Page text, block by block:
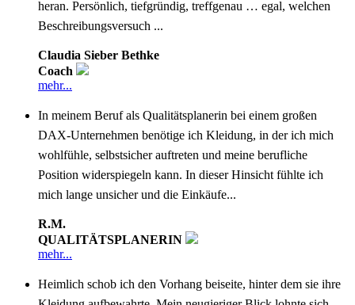
heran. Persönlich, tiefgründig, treffgenau … egal, welchen
Beschreibungsversuch ...
Claudia Sieber Bethke
Coach
mehr...
In meinem Beruf als Qualitätsplanerin bei einem großen
DAX-Unternehmen benötige ich Kleidung, in der ich mich
wohlfühle, selbstsicher auftreten und meine berufliche
Position widerspiegeln kann. In dieser Hinsicht fühlte ich
mich lange unsicher und die Einkäufe...
R.M.
QUALITÄTSPLANERIN
mehr...
Heimlich schob ich den Vorhang beiseite, hinter dem sie ihre